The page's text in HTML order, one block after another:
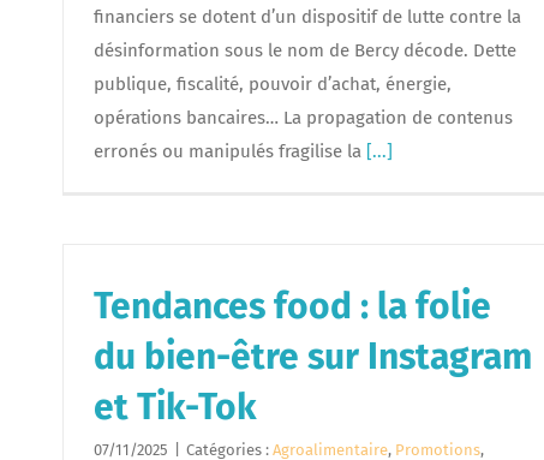
financiers se dotent d’un dispositif de lutte contre la
désinformation sous le nom de Bercy décode. Dette
publique, fiscalité, pouvoir d’achat, énergie,
opérations bancaires… La propagation de contenus
erronés ou manipulés fragilise la [...]
Tendances food : la folie
du bien-être sur Instagram
et Tik-Tok
07/11/2025 Catégories : Agroalimentaire, Promotions,